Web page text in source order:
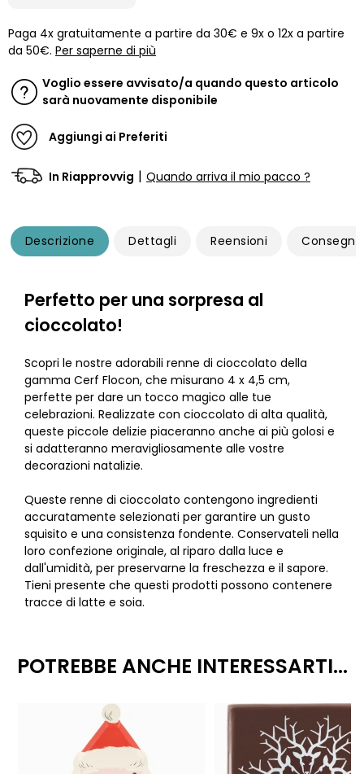
Paga 4x gratuitamente a partire da 30€ e 9x o 12x a partire
da 50€. Per saperne di più
Voglio essere avvisato/a quando questo articolo
sarà nuovamente disponibile
Aggiungi ai Preferiti
In Riapprovvig | Quando arriva il mio pacco ?
Descrizione Dettagli Reensioni Consegna
Perfetto per una sorpresa al
cioccolato!
Scopri le nostre adorabili renne di cioccolato della
gamma Cerf Flocon, che misurano 4 x 4,5 cm,
perfette per dare un tocco magico alle tue
celebrazioni. Realizzate con cioccolato di alta qualità,
queste piccole delizie piaceranno anche ai più golosi e
si adatteranno meravigliosamente alle vostre
decorazioni natalizie.
Queste renne di cioccolato contengono ingredienti
accuratamente selezionati per garantire un gusto
squisito e una consistenza fondente. Conservateli nella
loro confezione originale, al riparo dalla luce e
dall'umidità, per preservarne la freschezza e il sapore.
Tieni presente che questi prodotti possono contenere
tracce di latte e soia.
POTREBBE ANCHE INTERESSARTI...